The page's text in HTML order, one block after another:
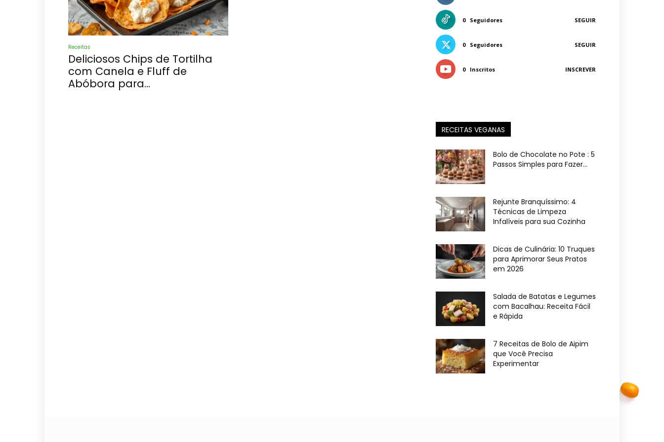
Receitas
Deliciosos Chips de Tortilha
com Canela e Fluff de
Abóbora para...
0 Seguidores SEGUIR
0 Seguidores SEGUIR
0 Inscritos INSCREVER
RECEITAS VEGANAS
Bolo de Chocolate no Pote : 5
Passos Simples para Fazer...
Rejunte Branquíssimo: 4
Técnicas de Limpeza
Infalíveis para sua Cozinha
Dicas de Culinária: 10 Truques
para Aprimorar Seus Pratos
em 2026
Salada de Batatas e Legumes
com Bacalhau: Receita Fácil
e Rápida
7 Receitas de Bolo de Aipim
que Você Precisa
Experimentar